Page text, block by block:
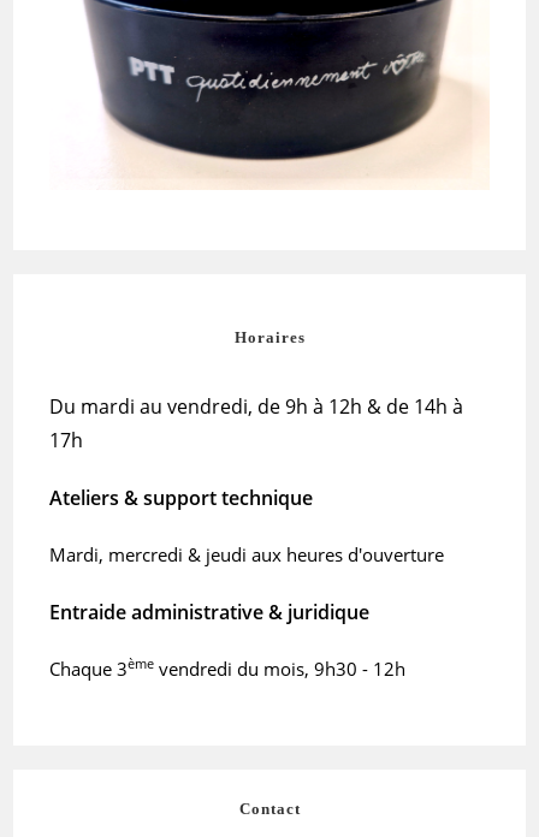
Horaires
Du mardi au vendredi, de 9h à 12h & de 14h à
17h
Ateliers & support technique
Mardi, mercredi & jeudi aux heures d'ouverture
Entraide administrative & juridique
Chaque 3ème vendredi du mois, 9h30 - 12h
Contact